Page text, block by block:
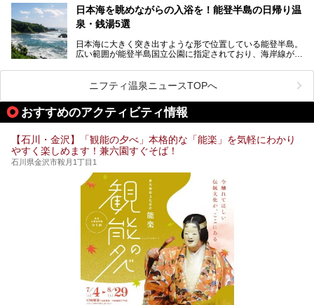
今回はそんなサウナによく行く人もこれから楽しむ人も格安
で楽しめるサウナを紹介します。
など、種類豊富ですよ。
日本海を眺めながらの入浴を！能登半島の日帰り温
泉・銭湯5選
日本海に大きく突き出すような形で位置している能登半島。
広い範囲が能登半島国立公園に指定されており、海岸線が作
車で行くのがオススメですが、ドライブの際にぜひ一緒に楽
しんでいただきたいのが温泉です。絶景を眺めながらつかる
温泉は最高ですよ！ 今回はそんな能登の温泉を5つご紹介
します。
ニフティ温泉ニュースTOPへ
おすすめのアクティビティ情報
【石川・金沢】「観能の夕べ」本格的な「能楽」を気軽にわかり
やすく楽しめます！兼六園すぐそば！
石川県金沢市鞍月1丁目1